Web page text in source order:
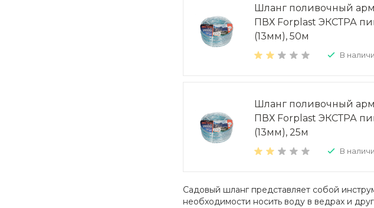
Шланг поливочный
ПВХ Forplast ЭКСТРА
(13мм), 50м
В
Шланг поливочный
ПВХ Forplast ЭКСТРА
(13мм), 25м
В
Садовый шланг представляет собой
необходимости носить воду в ведрах и